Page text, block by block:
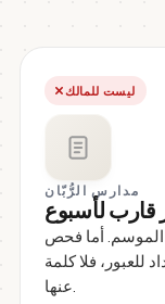
ليست للمالك
مدارس الرُّبّان
قارب لأسبوع
الموسم. أما فحص
للعبور، فلا كلمة